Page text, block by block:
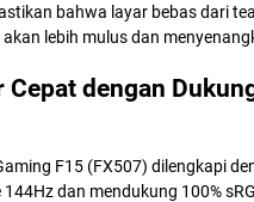
bahwa layar bebas dari
lebih mulus dan
Cepat dengan
F15 (FX507) dilengkapi
dan mendukung 100%